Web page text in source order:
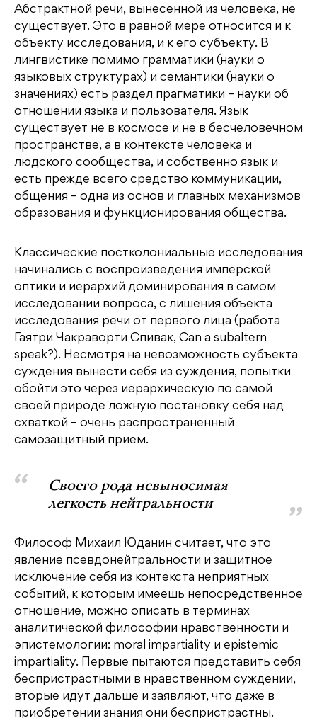
Абстрактной речи, вынесенной из человека, не
существует. Это в равной мере относится и к
объекту исследования, и к его субъекту. В
лингвистике помимо грамматики (науки о
языковых структурах) и семантики (науки о
значениях) есть раздел прагматики – науки об
отношении языка и пользователя. Язык
существует не в космосе и не в бесчеловечном
пространстве, а в контексте человека и
людского сообщества, и собственно язык и
есть прежде всего средство коммуникации,
общения – одна из основ и главных механизмов
образования и функционирования общества.
Классические постколониальные исследования
начинались с воспроизведения имперской
оптики и иерархий доминирования в самом
исследовании вопроса, с лишения объекта
исследования речи от первого лица (работа
Гаятри Чакраворти Спивак, Can a subaltern
speak?). Несмотря на невозможность субъекта
суждения вынести себя из суждения, попытки
обойти это через иерархическую по самой
своей природе ложную постановку себя над
схваткой – очень распространенный
самозащитный прием.
Своего рода невыносимая
легкость нейтральности
Философ Михаил Юданин считает, что это
явление псевдонейтральности и защитное
исключение себя из контекста неприятных
событий, к которым имеешь непосредственное
отношение, можно описать в терминах
аналитической философии нравственности и
эпистемологии: moral impartiality и epistemic
impartiality. Первые пытаются представить себя
беспристрастными в нравственном суждении,
вторые идут дальше и заявляют, что даже в
приобретении знания они беспристрастны.